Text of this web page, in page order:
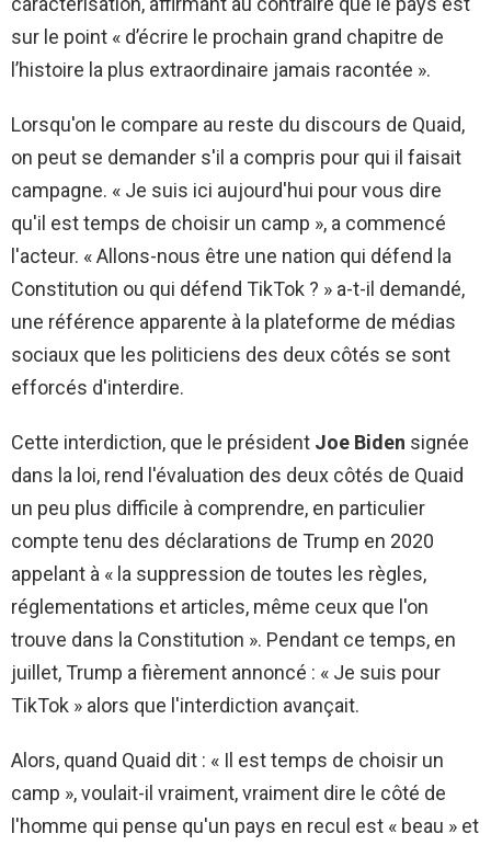
sur le point « d’écrire le prochain grand chapitre de
l’histoire la plus extraordinaire jamais racontée ».
Lorsqu'on le compare au reste du discours de Quaid,
on peut se demander s'il a compris pour qui il faisait
campagne. « Je suis ici aujourd'hui pour vous dire
qu'il est temps de choisir un camp », a commencé
l'acteur. « Allons-nous être une nation qui défend la
Constitution ou qui défend TikTok ? » a-t-il demandé,
une référence apparente à la plateforme de médias
sociaux que les politiciens des deux côtés se sont
efforcés d'interdire.
Cette interdiction, que le président Joe Biden signée
dans la loi, rend l'évaluation des deux côtés de Quaid
un peu plus difficile à comprendre, en particulier
compte tenu des déclarations de Trump en 2020
appelant à « la suppression de toutes les règles,
réglementations et articles, même ceux que l'on
trouve dans la Constitution ». Pendant ce temps, en
juillet, Trump a fièrement annoncé : « Je suis pour
TikTok » alors que l'interdiction avançait.
Alors, quand Quaid dit : « Il est temps de choisir un
camp », voulait-il vraiment, vraiment dire le côté de
l'homme qui pense qu'un pays en recul est « beau » et